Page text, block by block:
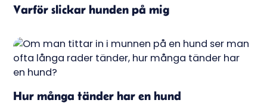
Varför slickar hunden på mig
Hur många tänder har en hund